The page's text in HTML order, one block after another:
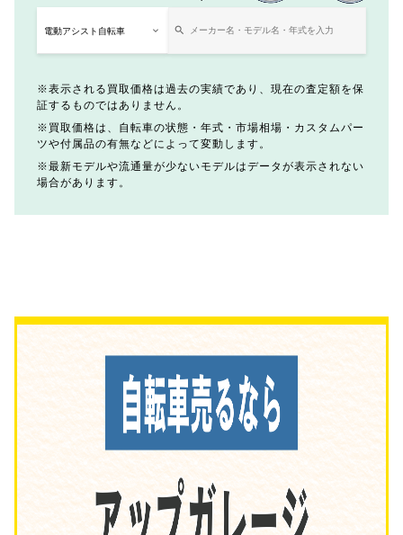
表示される買取価格は過去の実績であり、現在の査定額を保
証するものではありません。
買取価格は、自転車の状態・年式・市場相場・カスタムパー
ツや付属品の有無などによって変動します。
最新モデルや流通量が少ないモデルはデータが表示されない
場合があります。